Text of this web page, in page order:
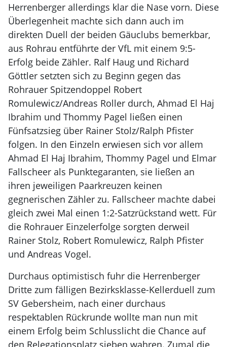
Herrenberger allerdings klar die Nase vorn. Diese
Überlegenheit machte sich dann auch im
direkten Duell der beiden Gäuclubs bemerkbar,
aus Rohrau entführte der VfL mit einem 9:5-
Erfolg beide Zähler. Ralf Haug und Richard
Göttler setzten sich zu Beginn gegen das
Rohrauer Spitzendoppel Robert
Romulewicz/Andreas Roller durch, Ahmad El Haj
Ibrahim und Thommy Pagel ließen einen
Fünfsatzsieg über Rainer Stolz/Ralph Pfister
folgen. In den Einzeln erwiesen sich vor allem
Ahmad El Haj Ibrahim, Thommy Pagel und Elmar
Fallscheer als Punktegaranten, sie ließen an
ihren jeweiligen Paarkreuzen keinen
gegnerischen Zähler zu. Fallscheer machte dabei
gleich zwei Mal einen 1:2-Satzrückstand wett. Für
die Rohrauer Einzelerfolge sorgten derweil
Rainer Stolz, Robert Romulewicz, Ralph Pfister
und Andreas Vogel.
Durchaus optimistisch fuhr die Herrenberger
Dritte zum fälligen Bezirksklasse-Kellerduell zum
SV Gebersheim, nach einer durchaus
respektablen Rückrunde wollte man nun mit
einem Erfolg beim Schlusslicht die Chance auf
den Relegationsplatz sieben wahren. Zumal die